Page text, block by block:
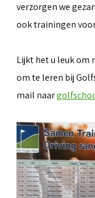
verzorgen we
ook trainingen
Lijkt het u leuk om
om te leren bij
mail naar